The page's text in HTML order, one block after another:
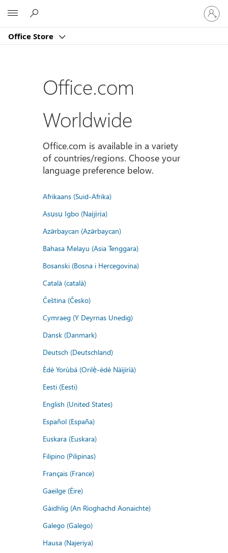
Office Store
Sign
in
to
account
Office.com
Worldwide
Office.com is available in a variety
of countries/regions. Choose your
language preference below.
Afrikaans (Suid-Afrika)
Asụsụ Igbo (Naịjịrịa)
Azərbaycan (Azərbaycan)
Bahasa Melayu (Asia Tenggara)
Bosanski (Bosna i Hercegovina)
Català (català)
Čeština (Česko)
Cymraeg (Y Deyrnas Unedig)
Dansk (Danmark)
Deutsch (Deutschland)
Èdè Yorùbá (Orilẹ̀-èdè Nàìjíríà)
Eesti (Eesti)
English (United States)
Español (España)
Euskara (Euskara)
Filipino (Pilipinas)
Français (France)
Gaeilge (Éire)
Gàidhlig (An Rìoghachd Aonaichte)
Galego (Galego)
Hausa (Najeriya)